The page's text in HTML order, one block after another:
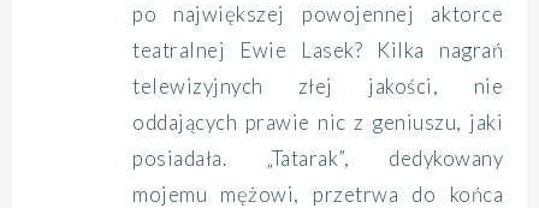
po największej powojennej aktorce
teatralnej Ewie Lasek? Kilka nagrań
telewizyjnych złej jakości, nie
oddających prawie nic z geniuszu, jaki
posiadała. „Tatarak”, dedykowany
mojemu mężowi, przetrwa do końca